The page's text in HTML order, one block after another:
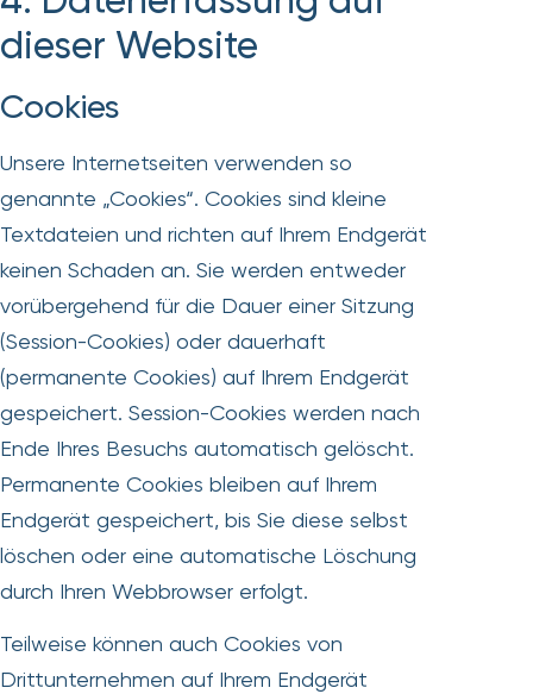
dieser Website
Cookies
Unsere Internetseiten verwenden so
genannte „Cookies“. Cookies sind kleine
Textdateien und richten auf Ihrem Endgerät
keinen Schaden an. Sie werden entweder
vorübergehend für die Dauer einer Sitzung
(Session-Cookies) oder dauerhaft
(permanente Cookies) auf Ihrem Endgerät
gespeichert. Session-Cookies werden nach
Ende Ihres Besuchs automatisch gelöscht.
Permanente Cookies bleiben auf Ihrem
Endgerät gespeichert, bis Sie diese selbst
löschen oder eine automatische Löschung
durch Ihren Webbrowser erfolgt.
Teilweise können auch Cookies von
Drittunternehmen auf Ihrem Endgerät